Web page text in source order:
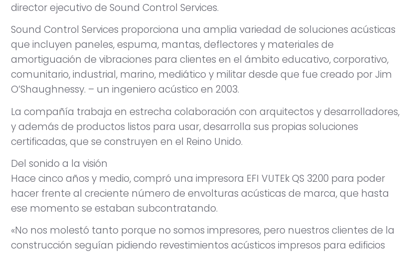
director ejecutivo de Sound Control Services.
Sound Control Services proporciona una amplia variedad de soluciones acústicas
que incluyen paneles, espuma, mantas, deflectores y materiales de
amortiguación de vibraciones para clientes en el ámbito educativo, corporativo,
comunitario, industrial, marino, mediático y militar desde que fue creado por Jim
O’Shaughnessy. – un ingeniero acústico en 2003.
La compañía trabaja en estrecha colaboración con arquitectos y desarrolladores,
y además de productos listos para usar, desarrolla sus propias soluciones
certificadas, que se construyen en el Reino Unido.
Del sonido a la visión
Hace cinco años y medio, compró una impresora EFI VUTEk QS 3200 para poder
hacer frente al creciente número de envolturas acústicas de marca, que hasta
ese momento se estaban subcontratando.
«No nos molestó tanto porque no somos impresores, pero nuestros clientes de la
construcción seguían pidiendo revestimientos acústicos impresos para edificios